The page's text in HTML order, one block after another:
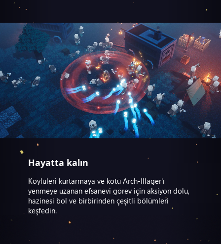
Hayatta kalın
Köylüleri kurtarmaya ve kötü Arch-Illager'ı
yenmeye uzanan efsanevi görev için aksiyon dolu,
hazinesi bol ve birbirinden çeşitli bölümleri
keşfedin.